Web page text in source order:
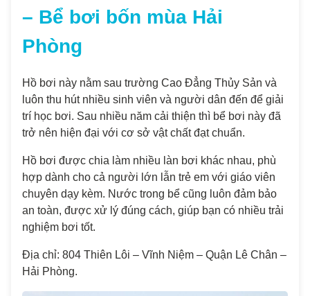
– Bể bơi bốn mùa Hải
Phòng
Hồ bơi này nằm sau trường Cao Đẳng Thủy Sản và
luôn thu hút nhiều sinh viên và người dân đến để giải
trí học bơi. Sau nhiều năm cải thiện thì bể bơi này đã
trở nên hiện đại với cơ sở vật chất đạt chuẩn.
Hồ bơi được chia làm nhiều làn bơi khác nhau, phù
hợp dành cho cả người lớn lẫn trẻ em với giáo viên
chuyên dạy kèm. Nước trong bể cũng luôn đảm bảo
an toàn, được xử lý đúng cách, giúp bạn có nhiều trải
nghiệm bơi tốt.
Địa chỉ: 804 Thiên Lôi – Vĩnh Niệm – Quận Lê Chân –
Hải Phòng.